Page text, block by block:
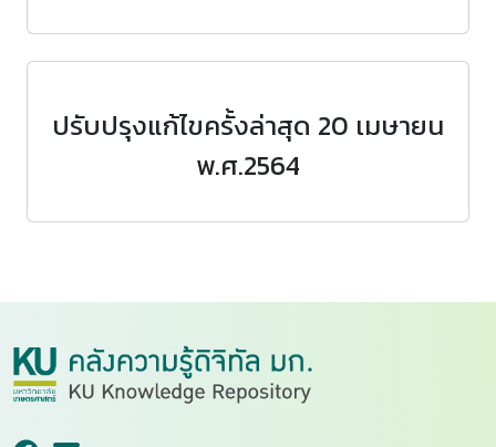
ปรับปรุงแก้ไขครั้งล่าสุด 20 เมษายน
พ.ศ.2564